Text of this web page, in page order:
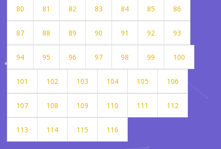
80 81 82 83 84 85 86
87 88 89 90 91 92 93
94 95 96 97 98 99 100
101 102 103 104 105 106
107 108 109 110 111 112
113 114 115 116